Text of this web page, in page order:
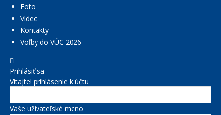
Foto
Video
Kontakty
Voľby do VÚC 2026
Prihlásiť sa
Vitajte! prihlásenie k účtu
Vaše užívateľské meno